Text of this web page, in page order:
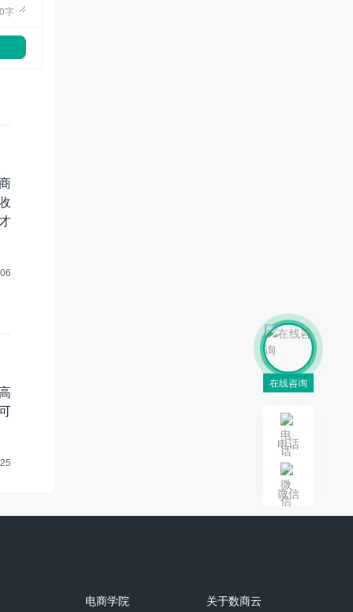
字
电商学院 关于数商云
在线咨询
电话
微信